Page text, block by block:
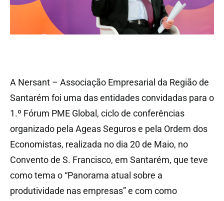
A Nersant – Associação Empresarial da Região de
Santarém foi uma das entidades convidadas para o
1.º Fórum PME Global, ciclo de conferências
organizado pela Ageas Seguros e pela Ordem dos
Economistas, realizada no dia 20 de Maio, no
Convento de S. Francisco, em Santarém, que teve
como tema o “Panorama atual sobre a
produtividade nas empresas” e com como